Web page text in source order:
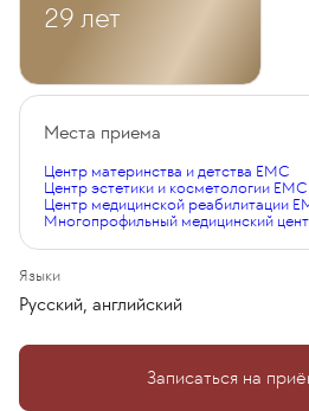
29 лет
Места приема
Центр материнства и детства EMC
Центр эстетики и косметологии EMC
Центр медицинской реабилитации
Многопрофильный медицинский
Языки
Русский, английский
Записаться на